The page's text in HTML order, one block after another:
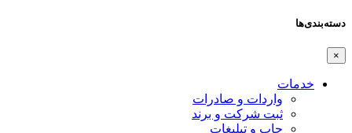
دسته‌بندی‌ها
×
خدمات
واردات و صادرات
ثبت شرکت و برند
چاپ و تبلیغات